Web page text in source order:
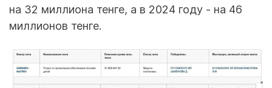
на 32 миллиона тенге, а в 2024 году - на 46
миллионов тенге.